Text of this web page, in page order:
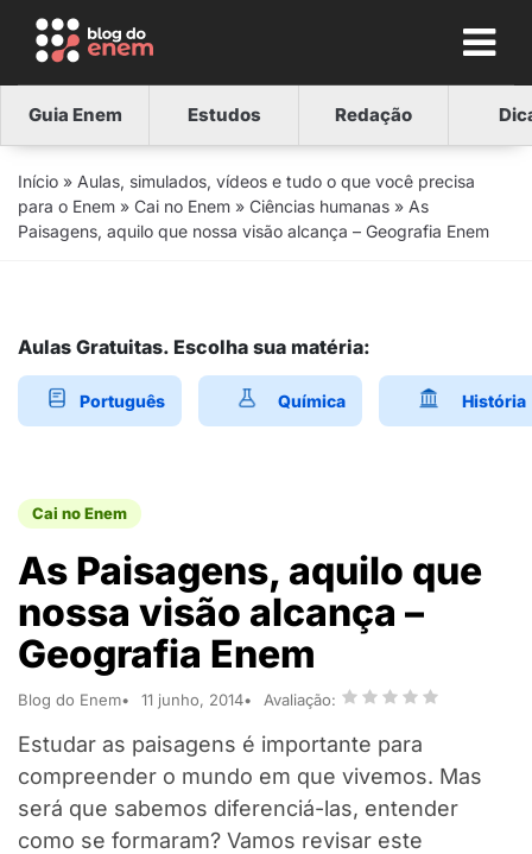
Guia Enem Estudos Redação
Início » Aulas, simulados, vídeos e tudo o que você precisa
para o Enem » Cai no Enem » Ciências humanas » As
Paisagens, aquilo que nossa visão alcança – Geografia Enem
Aulas Gratuitas. Escolha sua matéria:
Português Química História
Cai no Enem
As Paisagens, aquilo que
nossa visão alcança –
Geografia Enem
Blog do Enem 11 junho, 2014 Avaliação:
Estudar as paisagens é importante para
compreender o mundo em que vivemos. Mas
será que sabemos diferenciá-las, entender
como se formaram? Vamos revisar este